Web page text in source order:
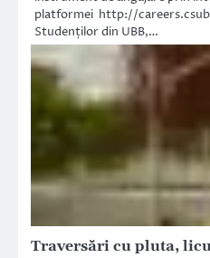
platformei http://
Studenților din UBB,…
Traversări cu pluta,